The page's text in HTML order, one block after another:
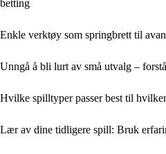
betting
Enkle verktøy som springbrett til
Unngå å bli lurt av små utvalg –
Hvilke spilltyper passer best til
Lær av dine tidligere spill: Bruk